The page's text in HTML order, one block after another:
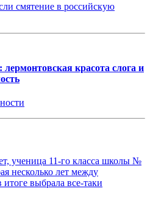
смятение в российскую
красота слога и